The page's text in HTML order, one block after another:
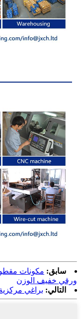
سابق: مكونات
ورقي خفيف الوزن
التالي: براغي